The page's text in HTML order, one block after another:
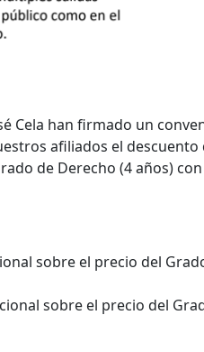
Cela han firmado un
afiliados el
de Derecho (4 años)
sobre el precio del
sobre el precio del